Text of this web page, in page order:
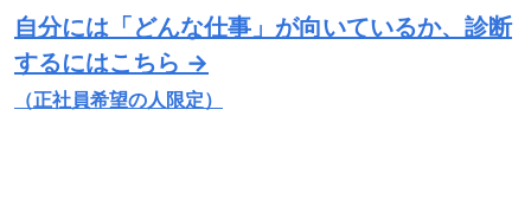
自分には「どんな仕事」が向いているか、診断
するにはこちら →
（正社員希望の人限定）